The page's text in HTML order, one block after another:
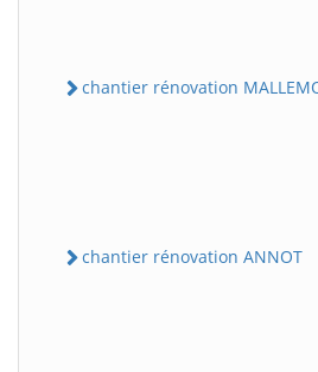
chantier rénovation
chantier rénovation ANNOT